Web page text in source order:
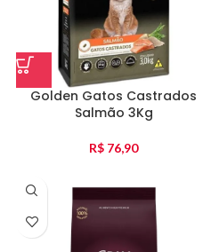
Golden Gatos Castrados
Salmão 3Kg
R$ 76,90